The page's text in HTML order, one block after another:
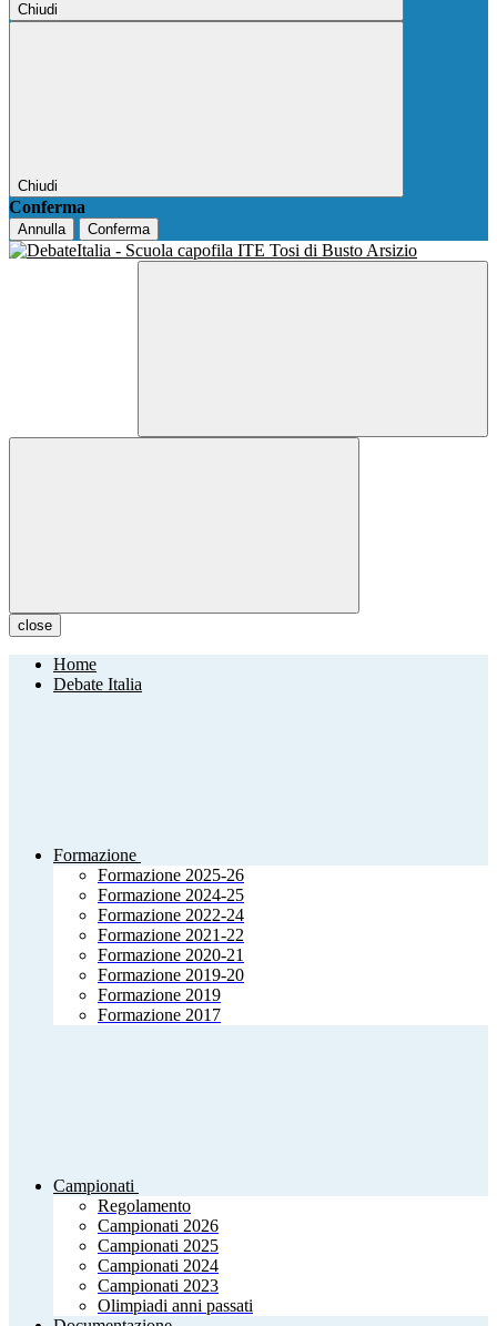
Chiudi
Chiudi
Conferma
Annulla Conferma
close
Home
Debate Italia
Formazione
Formazione 2025-26
Formazione 2024-25
Formazione 2022-24
Formazione 2021-22
Formazione 2020-21
Formazione 2019-20
Formazione 2019
Formazione 2017
Campionati
Regolamento
Campionati 2026
Campionati 2025
Campionati 2024
Campionati 2023
Olimpiadi anni passati